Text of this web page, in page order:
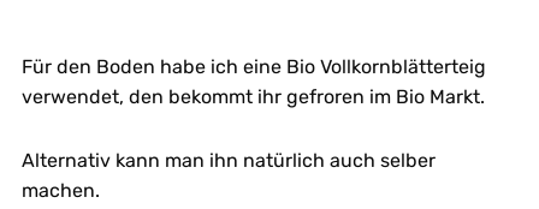
Für den Boden habe ich eine Bio Vollkornblätterteig
verwendet, den bekommt ihr gefroren im Bio Markt.
Alternativ kann man ihn natürlich auch selber
machen.